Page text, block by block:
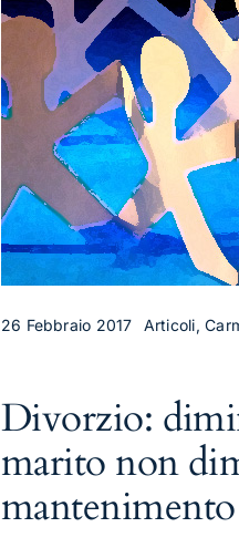
26 Febbraio 2017 Articoli,
Divorzio:
marito non
mantenimento